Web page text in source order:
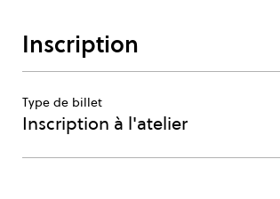
Inscription
Type de billet
Inscription à l'atelier